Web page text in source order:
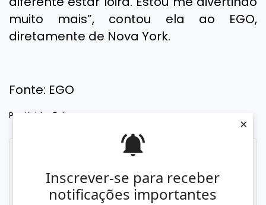
Inscrever-se para receber
notificações importantes
×
muito mais”, contou ela ao EGO,
diretamente de Nova York.
Fonte: EGO
Por Helder Felipe